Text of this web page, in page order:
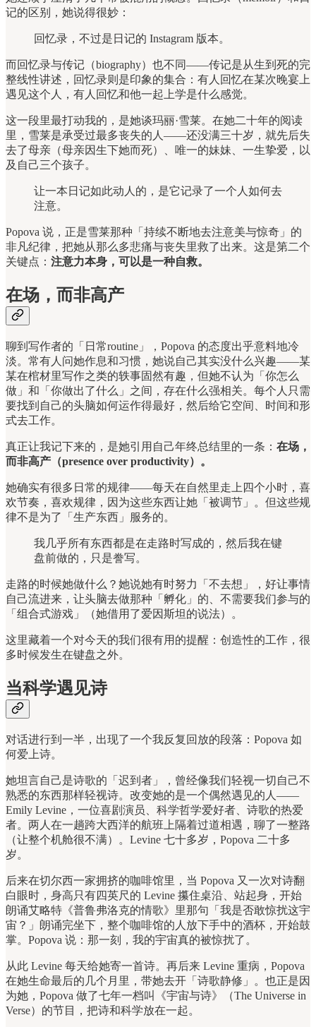
记的区别，她说得很妙：
回忆录，不过是日记的 Instagram 版本。
而回忆录与传记（biography）也不同——传记是从生到死的完
整线性讲述，回忆录则是印象的集合：有人回忆在某次晚宴上
遇见这个人，有人回忆和他一起上学是什么感觉。
这一段里最打动我的，是她谈玛丽·雪莱。在她二十年的阅读
里，雪莱是承受过最多丧失的人——还没满三十岁，就先后失
去了母亲（母亲因生下她而死）、唯一的妹妹、一生挚爱，以
及自己三个孩子。
让一本日记如此动人的，是它记录了一个人如何去
注意。
Popova 说，正是雪莱那种「持续不断地去注意美与惊奇」的
非凡纪律，把她从那么多悲痛与丧失里救了出来。这是第二个
关键点： 注意力本身，可以是一种自救。
在场，而非高产
聊到写作者的「日常routine」，Popova 的态度出乎意料地冷
淡。常有人问她作息和习惯，她说自己其实没什么兴趣——某
某在棺材里写作之类的轶事固然有趣，但她不认为「你怎么
做」和「你做出了什么」之间，存在什么强相关。每个人只需
要找到自己的头脑如何运作得最好，然后给它空间、时间和形
式去工作。
真正让我记下来的，是她引用自己年终总结里的一条： 在场，
而非高产（presence over productivity）。
她确实有很多日常的规律——每天在自然里走上四个小时，喜
欢节奏，喜欢规律，因为这些东西让她「被调节」。但这些规
律不是为了「生产东西」服务的。
我几乎所有东西都是在走路时写成的，然后我在键
盘前做的，只是誊写。
走路的时候她做什么？她说她有时努力「不去想」，好让事情
自己流进来，让头脑去做那种「孵化」的、不需要我们参与的
「组合式游戏」（她借用了爱因斯坦的说法）。
这里藏着一个对今天的我们很有用的提醒：创造性的工作，很
多时候发生在键盘之外。
当科学遇见诗
对话进行到一半，出现了一个我反复回放的段落：Popova 如
何爱上诗。
她坦言自己是诗歌的「迟到者」，曾经像我们轻视一切自己不
熟悉的东西那样轻视诗。改变她的是一个偶然遇见的人——
Emily Levine，一位喜剧演员、科学哲学爱好者、诗歌的热爱
者。两人在一趟跨大西洋的航班上隔着过道相遇，聊了一整路
（让整个机舱很不满）。Levine 七十多岁，Popova 二十多
岁。
后来在切尔西一家拥挤的咖啡馆里，当 Popova 又一次对诗翻
白眼时，身高只有四英尺的 Levine 攥住桌沿、站起身，开始
朗诵艾略特《普鲁弗洛克的情歌》里那句「我是否敢惊扰这宇
宙？」朗诵完坐下，整个咖啡馆的人放下手中的酒杯，开始鼓
掌。Popova 说：那一刻，我的宇宙真的被惊扰了。
从此 Levine 每天给她寄一首诗。再后来 Levine 重病，Popova
在她生命最后的几个月里，带她去开「诗歌静修」。也正是因
为她，Popova 做了七年一档叫《宇宙与诗》（The Universe in
Verse）的节目，把诗和科学放在一起。